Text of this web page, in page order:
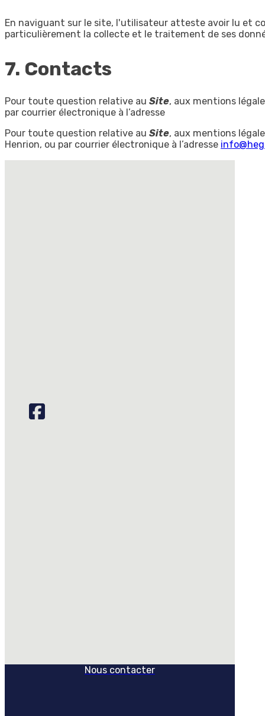
En naviguant sur le site, l'utilisateur atteste avoir lu et
particulièrement la collecte et le traitement de ses
7. Contacts
Pour toute question relative au Site, aux mentions
par courrier électronique à l’adresse
Pour toute question relative au Site, aux mentions
Henrion, ou par courrier électronique à l’adresse
Nous contacter